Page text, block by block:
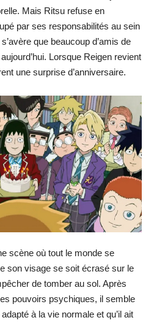
Mais Ritsu refuse en
par ses responsabilités au sein
que beaucoup d’amis de
Lorsque Reigen revient
une surprise d’anniversaire.
scène où tout le monde se
son visage se soit écrasé sur le
de tomber au sol. Après
pouvoirs psychiques, il semble
à la vie normale et qu’il ait